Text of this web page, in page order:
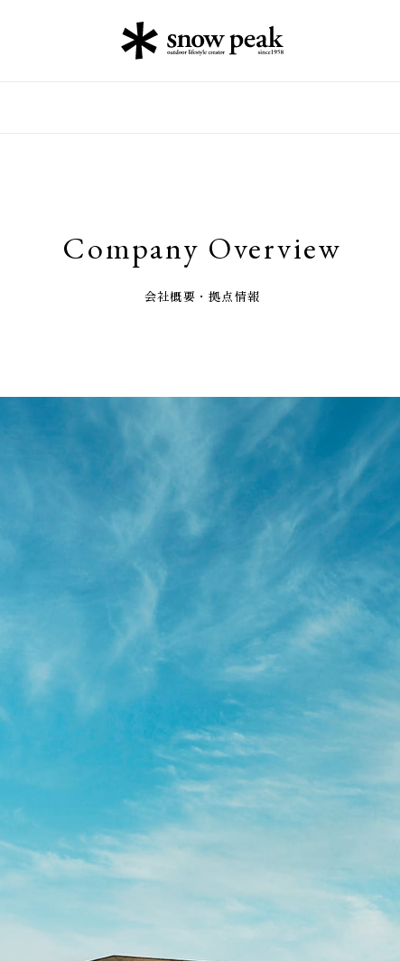
Company Overview
会社概要・拠点情報